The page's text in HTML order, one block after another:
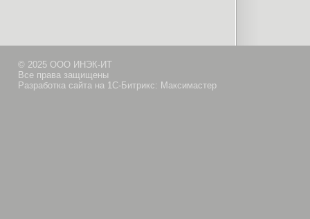
© 2025 ООО ИНЭК-ИТ
Все права защищены
Разработка сайта на 1С-Битрикс: Максимастер